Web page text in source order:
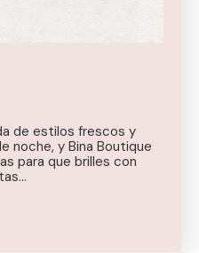
de estilos frescos y
noche, y Bina Boutique
para que brilles con